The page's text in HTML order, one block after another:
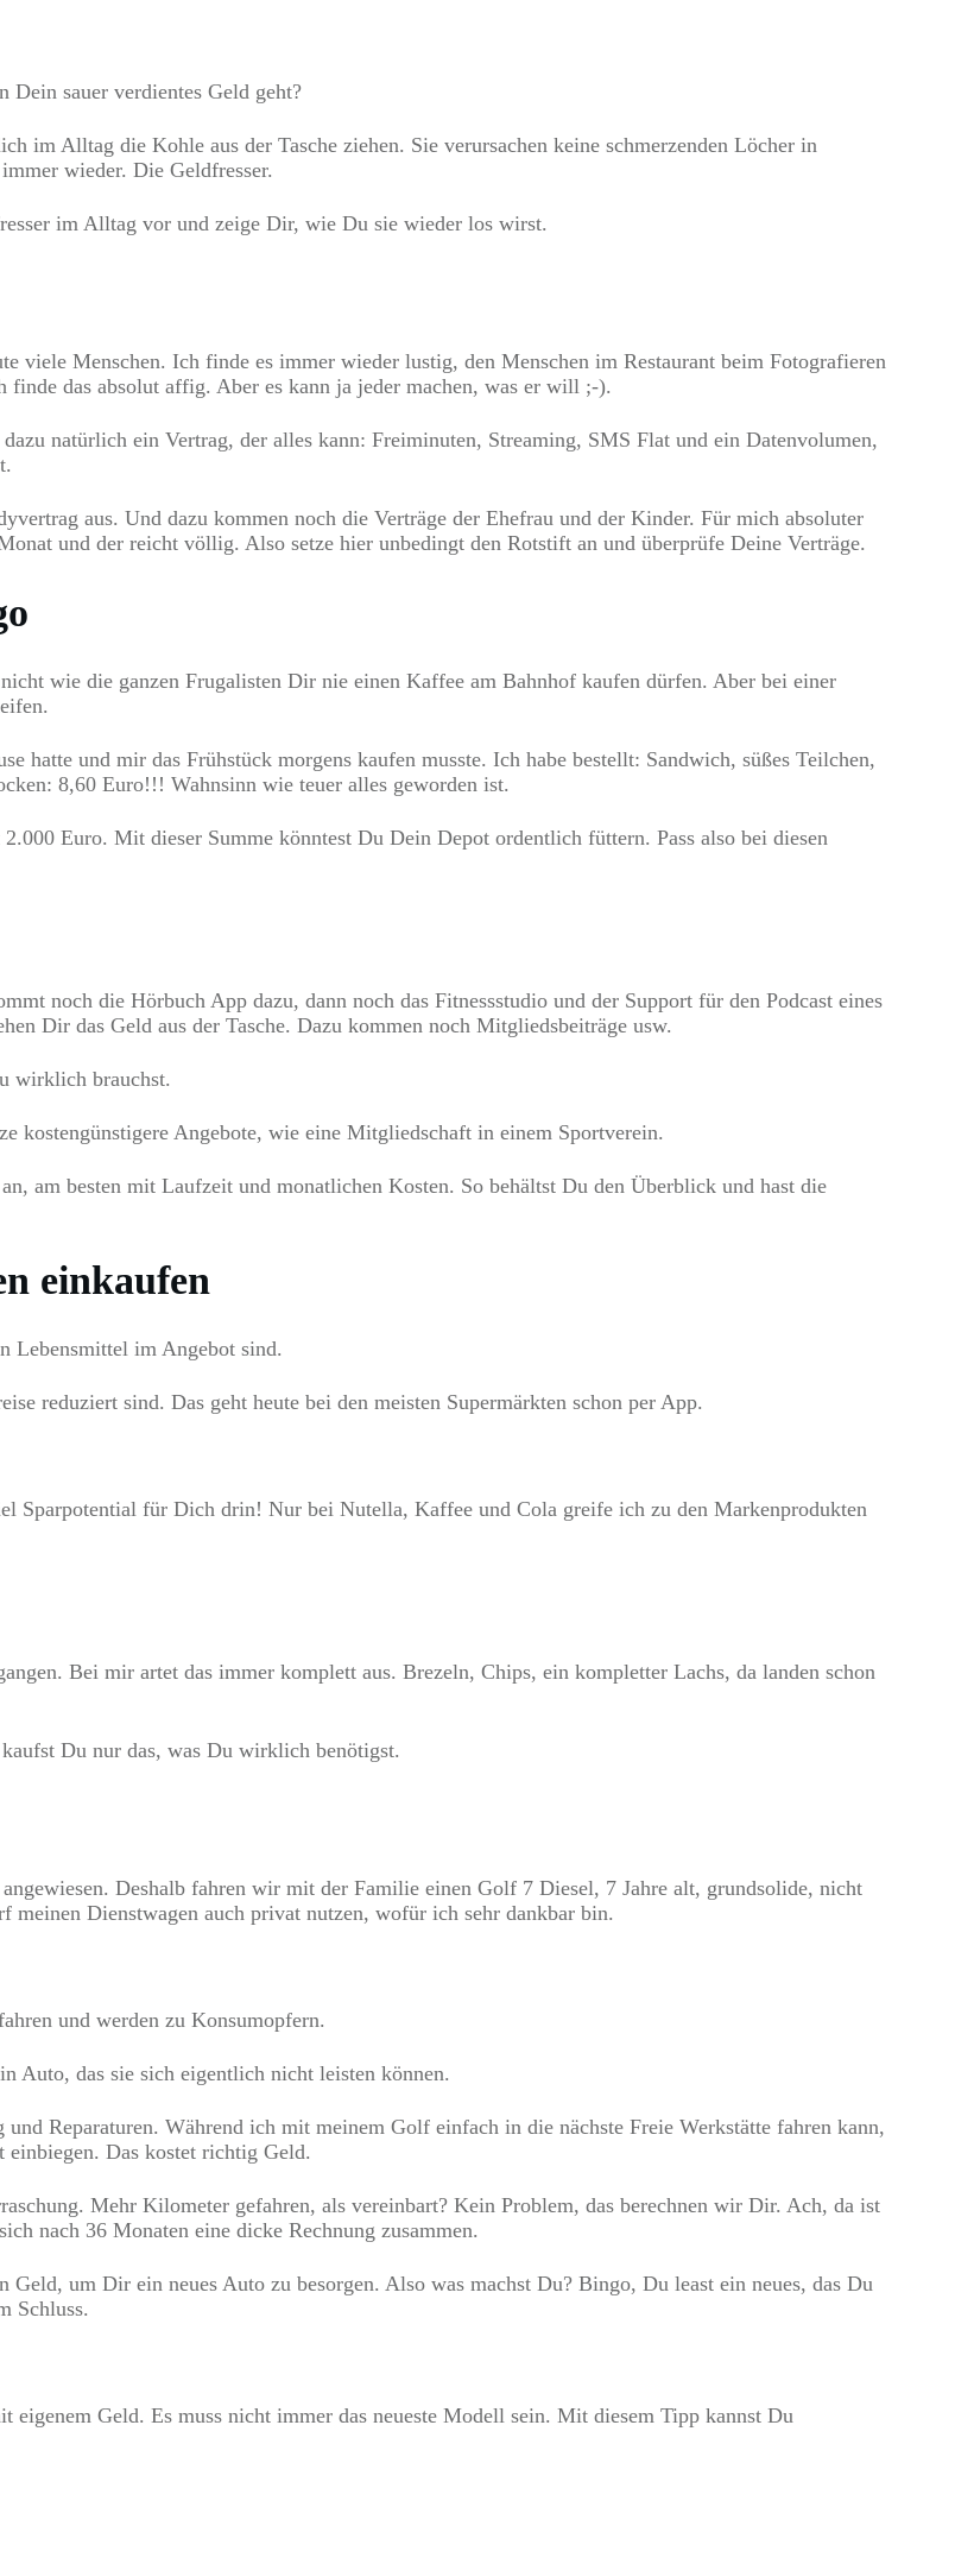
sauer verdientes Geld geht?
im Alltag die Kohle aus der Tasche ziehen. Sie verursachen keine schmerzenden Löcher in
wieder. Die Geldfresser.
im Alltag vor und zeige Dir, wie Du sie wieder los wirst.
viele Menschen. Ich finde es immer wieder lustig, den Menschen im Restaurant beim Fotografieren
finde das absolut affig. Aber es kann ja jeder machen, was er will ;-).
natürlich ein Vertrag, der alles kann: Freiminuten, Streaming, SMS Flat und ein Datenvolumen,
aus. Und dazu kommen noch die Verträge der Ehefrau und der Kinder. Für mich absoluter
und der reicht völlig. Also setze hier unbedingt den Rotstift an und überprüfe Deine Verträge.
wie die ganzen Frugalisten Dir nie einen Kaffee am Bahnhof kaufen dürfen. Aber bei einer
hatte und mir das Frühstück morgens kaufen musste. Ich habe bestellt: Sandwich, süßes Teilchen,
8,60 Euro!!! Wahnsinn wie teuer alles geworden ist.
Euro. Mit dieser Summe könntest Du Dein Depot ordentlich füttern. Pass also bei diesen
noch die Hörbuch App dazu, dann noch das Fitnessstudio und der Support für den Podcast eines
Dir das Geld aus der Tasche. Dazu kommen noch Mitgliedsbeiträge usw.
wirklich brauchst.
kostengünstigere Angebote, wie eine Mitgliedschaft in einem Sportverein.
am besten mit Laufzeit und monatlichen Kosten. So behältst Du den Überblick und hast die
einkaufen
Lebensmittel im Angebot sind.
reduziert sind. Das geht heute bei den meisten Supermärkten schon per App.
Sparpotential für Dich drin! Nur bei Nutella, Kaffee und Cola greife ich zu den Markenprodukten
Bei mir artet das immer komplett aus. Brezeln, Chips, ein kompletter Lachs, da landen schon
Du nur das, was Du wirklich benötigst.
Deshalb fahren wir mit der Familie einen Golf 7 Diesel, 7 Jahre alt, grundsolide, nicht
Dienstwagen auch privat nutzen, wofür ich sehr dankbar bin.
und werden zu Konsumopfern.
Auto, das sie sich eigentlich nicht leisten können.
Reparaturen. Während ich mit meinem Golf einfach in die nächste Freie Werkstätte fahren kann,
einbiegen. Das kostet richtig Geld.
Mehr Kilometer gefahren, als vereinbart? Kein Problem, das berechnen wir Dir. Ach, da ist
nach 36 Monaten eine dicke Rechnung zusammen.
um Dir ein neues Auto zu besorgen. Also was machst Du? Bingo, Du least ein neues, das Du
Schluss.
Geld. Es muss nicht immer das neueste Modell sein. Mit diesem Tipp kannst Du